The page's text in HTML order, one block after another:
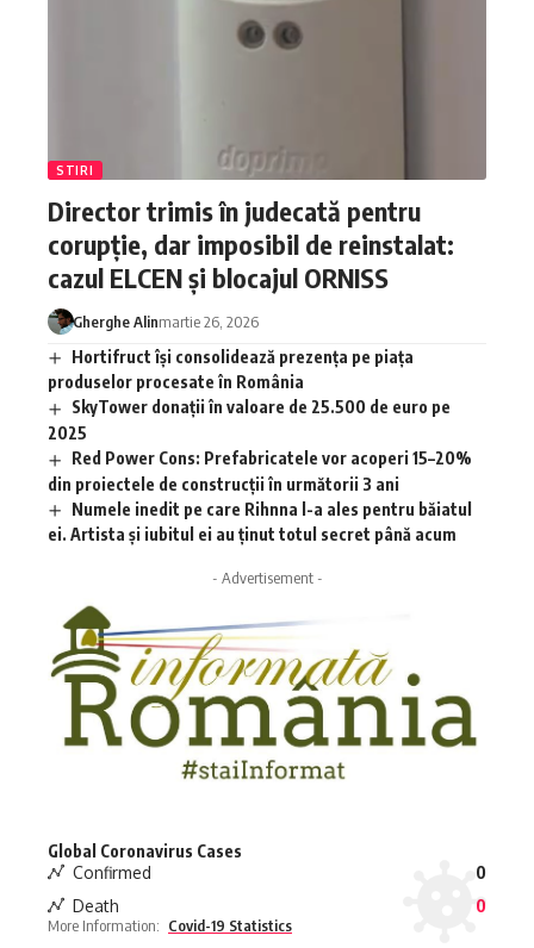
STIRI
Director trimis în judecată pentru
corupție, dar imposibil de reinstalat:
cazul ELCEN și blocajul ORNISS
Gherghe Alinmartie 26, 2026
Hortifruct își consolidează prezența pe piața
produselor procesate în România
SkyTower donații în valoare de 25.500 de euro pe
2025
Red Power Cons: Prefabricatele vor acoperi 15–20%
din proiectele de construcții în următorii 3 ani
Numele inedit pe care Rihnna l-a ales pentru băiatul
ei. Artista și iubitul ei au ținut totul secret până acum
- Advertisement -
Global Coronavirus Cases
Confirmed
0
Death
0
More Information: Covid-19 Statistics